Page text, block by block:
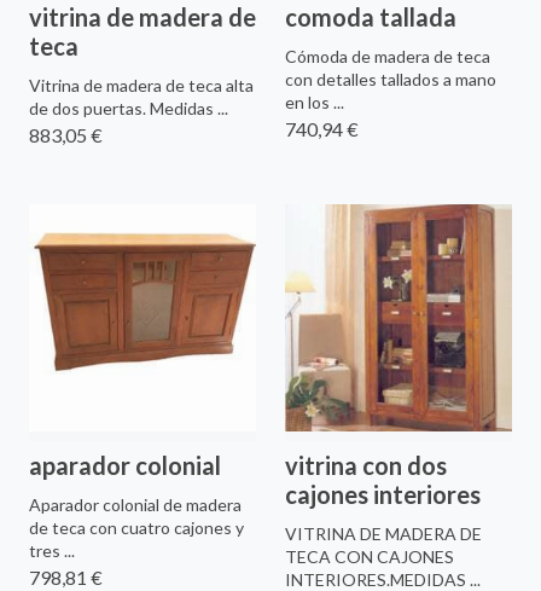
vitrina de madera de
teca
Vitrina de madera de teca alta
de dos puertas. Medidas ...
883,05 €
comoda tallada
Cómoda de madera de teca
con detalles tallados a mano
en los ...
740,94 €
aparador colonial
Aparador colonial de madera
de teca con cuatro cajones y
tres ...
798,81 €
vitrina con dos
cajones interiores
VITRINA DE MADERA DE
TECA CON CAJONES
INTERIORES.MEDIDAS ...